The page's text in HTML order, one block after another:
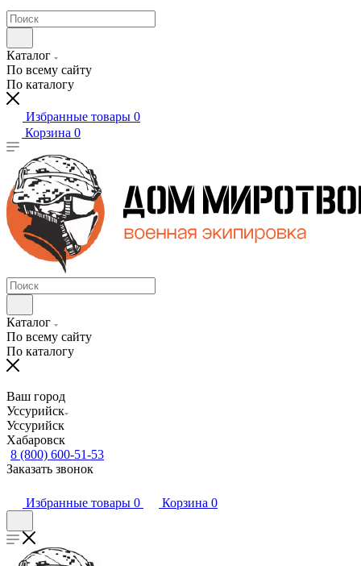
Каталог
По всему сайту
По каталогу
Избранные товары 0
Корзина 0
Каталог
По всему сайту
По каталогу
Ваш город
Уссурийск
Уссурийск
Хабаровск
8 (800) 600-51-53
Заказать звонок
Избранные товары 0 Корзина 0